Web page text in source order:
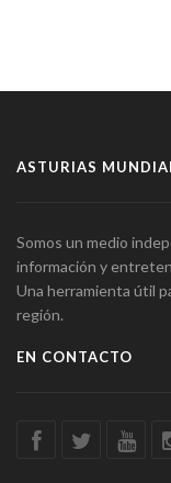
ASTURIAS
Somos un medio
información y
Una herramienta útil
región.
EN CONTACTO